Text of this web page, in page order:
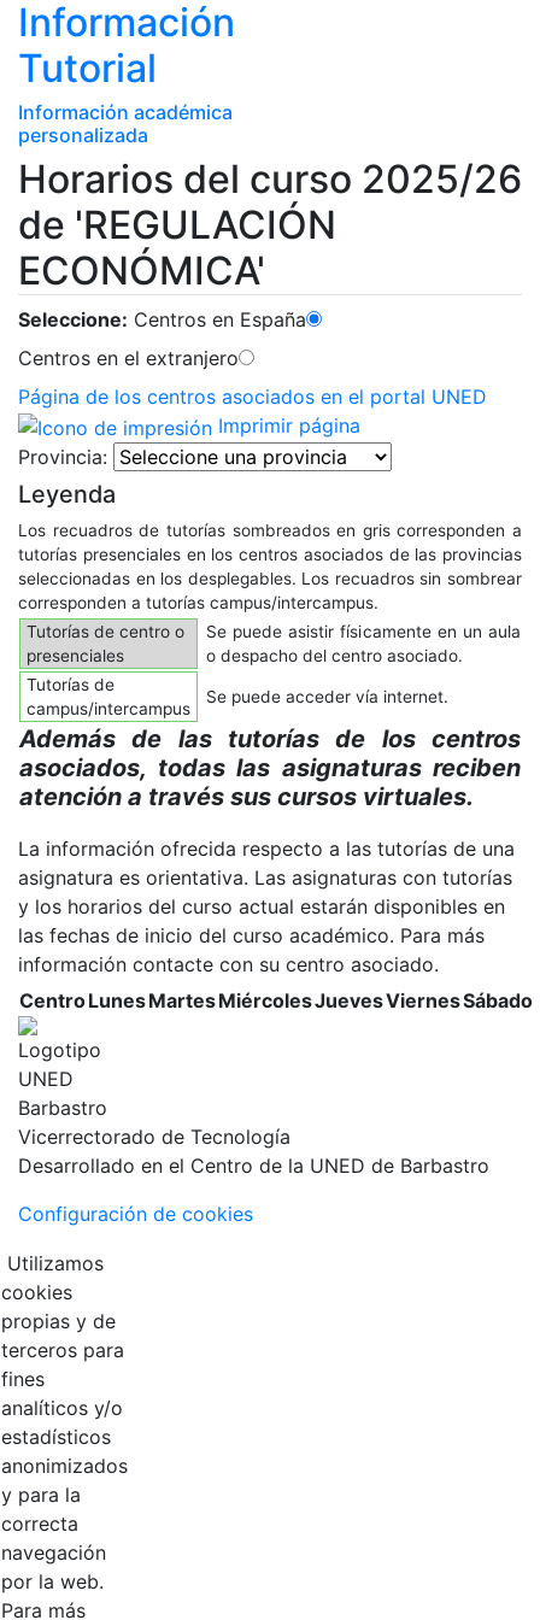
Información
Tutorial
Información académica
personalizada
Horarios del curso 2025/26
de 'REGULACIÓN
ECONÓMICA'
Seleccione: Centros en España
Centros en el extranjero
Página de los centros asociados en el portal UNED
Imprimir página
Provincia:
Leyenda
Los recuadros de tutorías sombreados en gris corresponden a
tutorías presenciales en los centros asociados de las provincias
seleccionadas en los desplegables. Los recuadros sin sombrear
corresponden a tutorías campus/intercampus.
Tutorías de centro o
presenciales
Se puede asistir físicamente en un aula
o despacho del centro asociado.
Tutorías de
campus/intercampus
Se puede acceder vía internet.
Además de las tutorías de los centros
asociados, todas las asignaturas reciben
atención a través sus cursos virtuales.
La información ofrecida respecto a las tutorías de una
asignatura es orientativa. Las asignaturas con tutorías
y los horarios del curso actual estarán disponibles en
las fechas de inicio del curso académico. Para más
información contacte con su centro asociado.
CentroLunesMartesMiércolesJuevesViernesSábado
Vicerrectorado de Tecnología
Desarrollado en el Centro de la UNED de Barbastro
Configuración de cookies
Utilizamos
cookies
propias y de
terceros para
fines
analíticos y/o
estadísticos
anonimizados
y para la
correcta
navegación
por la web.
Para más